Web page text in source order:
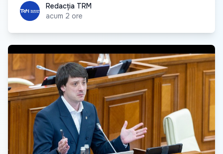
Redacția TRM
Redacția TRM
acum 2 ore